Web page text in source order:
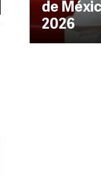
de
2026